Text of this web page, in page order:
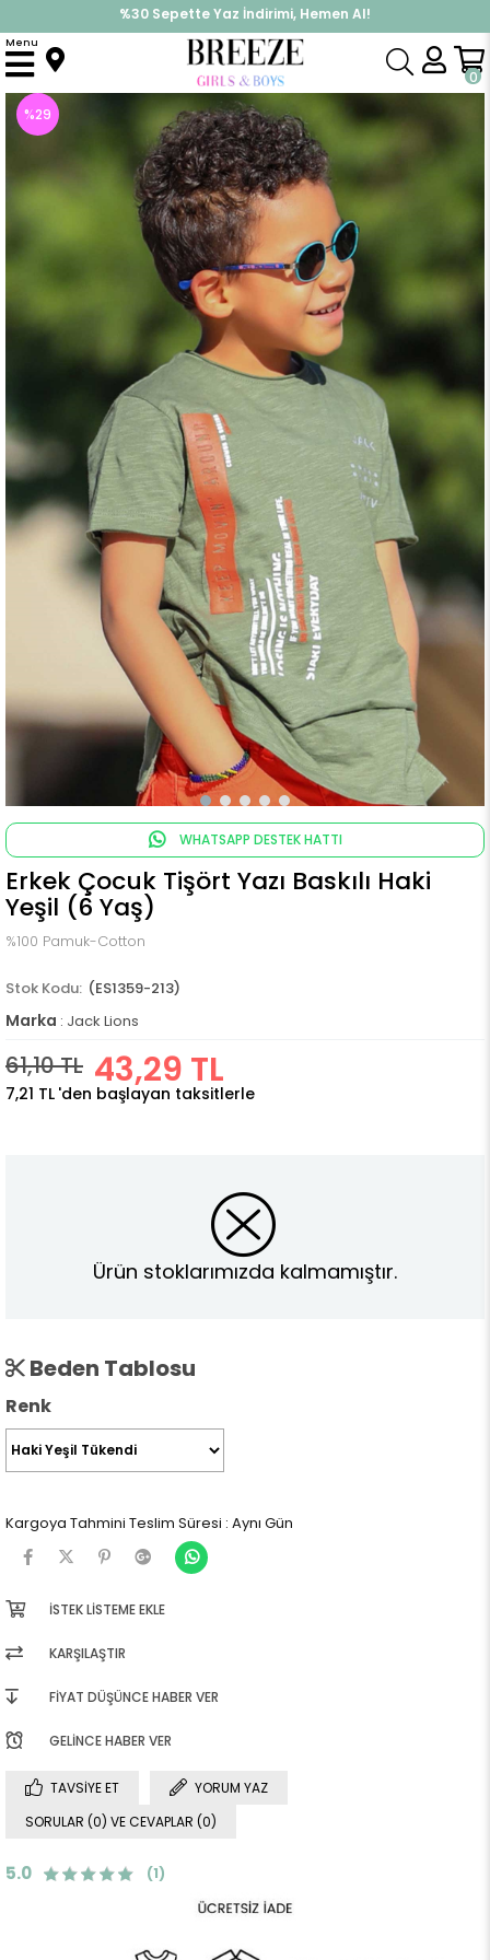
%30 Sepette Yaz İndirimi, Hemen Al!
İndirimlere ek %10 İndirimi Kap, Hemen Üye Ol!
0
Menu
Anasayfa Üst Giyim Tişört Erkek Çocuk Tişört Yazı Baskılı Haki Yeşil (6 Yaş)
%29
WHATSAPP DESTEK HATTI
Erkek Çocuk Tişört Yazı Baskılı Haki
Yeşil (6 Yaş)
%100 Pamuk-Cotton
(ES1359-213)
Marka : Jack Lions
61,10 TL 43,29 TL
7,21 TL 'den başlayan taksitlerle
Ürün stoklarımızda kalmamıştır.
Beden Tablosu
Renk
Kargoya Tahmini Teslim Süresi : Aynı Gün
İSTEK LISTEME EKLE
KARŞILAŞTIR
FIYAT DÜŞÜNCE HABER VER
GELINCE HABER VER
TAVSIYE ET
YORUM YAZ
SORULAR (0) VE CEVAPLAR (0)
5.0 (1)